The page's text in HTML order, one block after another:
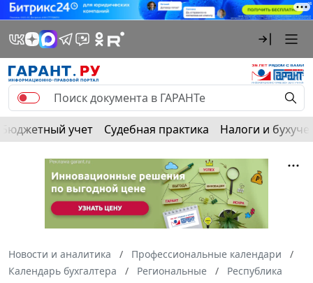
Бюджетный учет Судебная практика Налоги и
Новости и аналитика
Профессиональные календари
Календарь бухгалтера
Региональные
Республика